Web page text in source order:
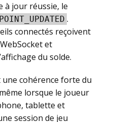
à jour réussie, le
POINT_UPDATED .
connectés reçoivent
et
du solde.
cohérence forte du
lorsque le joueur
tablette et
session de jeu